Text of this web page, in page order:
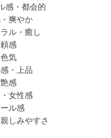
感・都会的
爽やか
ル・癒し
感
気
・上品
感
女性感
ル感
しみやすさ